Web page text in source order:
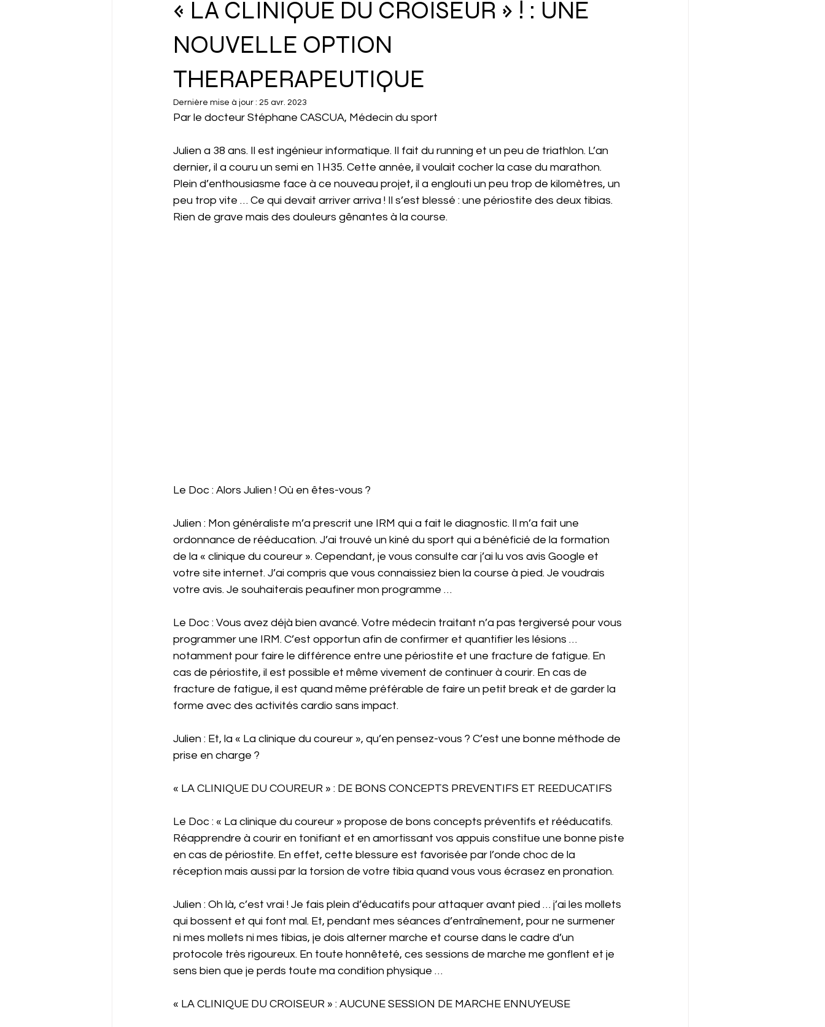
« LA CLINIQUE DU CROISEUR » ! : UNE
NOUVELLE OPTION
THERAPERAPEUTIQUE
Dernière mise à jour : 25 avr. 2023
Par le docteur Stéphane CASCUA, Médecin du sport
Julien a 38 ans. Il est ingénieur informatique. Il fait du running et un peu de triathlon. L’an
dernier, il a couru un semi en 1H35. Cette année, il voulait cocher la case du marathon.
Plein d’enthousiasme face à ce nouveau projet, il a englouti un peu trop de kilomètres, un
peu trop vite … Ce qui devait arriver arriva ! Il s’est blessé : une périostite des deux tibias.
Rien de grave mais des douleurs gênantes à la course.
Le Doc : Alors Julien ! Où en êtes-vous ?
Julien : Mon généraliste m’a prescrit une IRM qui a fait le diagnostic. Il m’a fait une
ordonnance de rééducation. J’ai trouvé un kiné du sport qui a bénéficié de la formation
de la « clinique du coureur ». Cependant, je vous consulte car j’ai lu vos avis Google et
votre site internet. J’ai compris que vous connaissiez bien la course à pied. Je voudrais
votre avis. Je souhaiterais peaufiner mon programme …
Le Doc : Vous avez déjà bien avancé. Votre médecin traitant n’a pas tergiversé pour vous
programmer une IRM. C’est opportun afin de confirmer et quantifier les lésions …
notamment pour faire le différence entre une périostite et une fracture de fatigue. En
cas de périostite, il est possible et même vivement de continuer à courir. En cas de
fracture de fatigue, il est quand même préférable de faire un petit break et de garder la
forme avec des activités cardio sans impact.
Julien : Et, la « La clinique du coureur », qu’en pensez-vous ? C’est une bonne méthode de
prise en charge ?
« LA CLINIQUE DU COUREUR » : DE BONS CONCEPTS PREVENTIFS ET REEDUCATIFS
Le Doc : « La clinique du coureur » propose de bons concepts préventifs et rééducatifs.
Réapprendre à courir en tonifiant et en amortissant vos appuis constitue une bonne piste
en cas de périostite. En effet, cette blessure est favorisée par l’onde choc de la
réception mais aussi par la torsion de votre tibia quand vous vous écrasez en pronation.
Julien : Oh là, c’est vrai ! Je fais plein d’éducatifs pour attaquer avant pied … j’ai les mollets
qui bossent et qui font mal. Et, pendant mes séances d’entraînement, pour ne surmener
ni mes mollets ni mes tibias, je dois alterner marche et course dans le cadre d’un
protocole très rigoureux. En toute honnêteté, ces sessions de marche me gonflent et je
sens bien que je perds toute ma condition physique …
« LA CLINIQUE DU CROISEUR » : AUCUNE SESSION DE MARCHE ENNUYEUSE